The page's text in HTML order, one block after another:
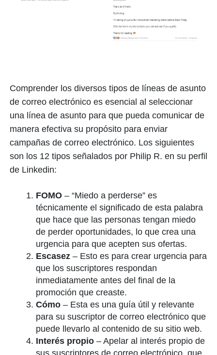
Comprender los diversos tipos de líneas de asunto
de correo electrónico es esencial al seleccionar
una línea de asunto para que pueda comunicar de
manera efectiva su propósito para enviar
campañas de correo electrónico. Los siguientes
son los 12 tipos señalados por Philip R. en su perfil
de Linkedin:
FOMO – “Miedo a perderse” es
técnicamente el significado de esta palabra
que hace que las personas tengan miedo
de perder oportunidades, lo que crea una
urgencia para que acepten sus ofertas.
Escasez – Esto es para crear urgencia para
que los suscriptores respondan
inmediatamente antes del final de la
promoción que creaste.
Cómo – Esta es una guía útil y relevante
para su suscriptor de correo electrónico que
puede llevarlo al contenido de su sitio web.
Interés propio – Apelar al interés propio de